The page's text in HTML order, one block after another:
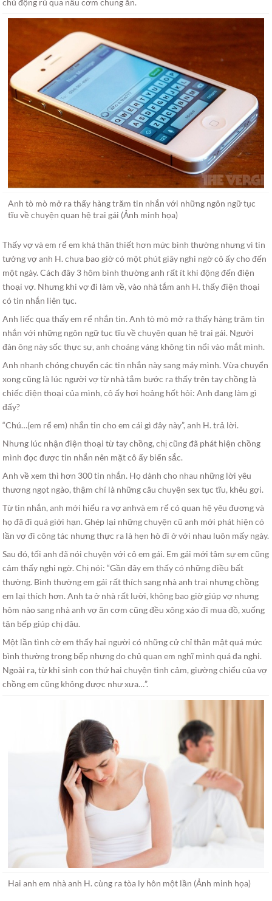
chủ động rủ qua nấu cơm chung ăn.
Anh tò mò mở ra thấy hàng trăm tin nhắn với những ngôn ngữ tục
tĩu về chuyện quan hệ trai gái (Ảnh minh họa)
Thấy vợ và em rể em khá thân thiết hơn mức bình thường nhưng vì tin
tưởng vợ anh H. chưa bao giờ có một phút giây nghi ngờ cô ấy cho đến
một ngày. Cách đây 3 hôm bình thường anh rất ít khi động đến điện
thoại vợ. Nhưng khi vợ đi làm về, vào nhà tắm anh H. thấy điện thoại
có tin nhắn liên tục.
Anh liếc qua thấy em rể nhắn tin. Anh tò mò mở ra thấy hàng trăm tin
nhắn với những ngôn ngữ tục tĩu về chuyện quan hệ trai gái. Người
đàn ông này sốc thực sự, anh choáng váng không tin nổi vào mắt mình.
Anh nhanh chóng chuyển các tin nhắn này sang máy mình. Vừa chuyển
xong cũng là lúc người vợ từ nhà tắm bước ra thấy trên tay chồng là
chiếc điện thoại của mình, cô ấy hơi hoảng hốt hỏi: Anh đang làm gì
đấy?
“Chú…(em rể em) nhắn tin cho em cái gì đây này”, anh H. trả lời.
Nhưng lúc nhận điện thoại từ tay chồng, chị cũng đã phát hiện chồng
mình đọc được tin nhắn nên mặt cô ấy biến sắc.
Anh về xem thì hơn 300 tin nhắn. Họ dành cho nhau những lời yêu
thương ngọt ngào, thậm chí là những câu chuyện sex tục tĩu, khêu gợi.
Từ tin nhắn, anh mới hiểu ra vợ anhvà em rể có quan hệ yêu đương và
họ đã đi quá giới hạn. Ghép lại những chuyện cũ anh mới phát hiện có
lần vợ đi công tác nhưng thực ra là hẹn hò đi ở với nhau luôn mấy ngày.
Sau đó, tối anh đã nói chuyện với cô em gái. Em gái mới tâm sự em cũng
cảm thấy nghi ngờ. Chị nói: “Gần đây em thấy có những điều bất
thường. Bình thường em gái rất thích sang nhà anh trai nhưng chồng
em lại thích hơn. Anh ta ở nhà rất lười, không bao giờ giúp vợ nhưng
hôm nào sang nhà anh vợ ăn cơm cũng đều xông xáo đi mua đồ, xuống
tận bếp giúp chị dâu.
Một lần tình cờ em thấy hai người có những cử chỉ thân mật quá mức
bình thường trong bếp nhưng do chủ quan em nghĩ mình quá đa nghi.
Ngoài ra, từ khi sinh con thứ hai chuyện tình cảm, giường chiếu của vợ
chồng em cũng không được như xưa…”.
Hai anh em nhà anh H. cùng ra tòa ly hôn một lần (Ảnh minh họa)